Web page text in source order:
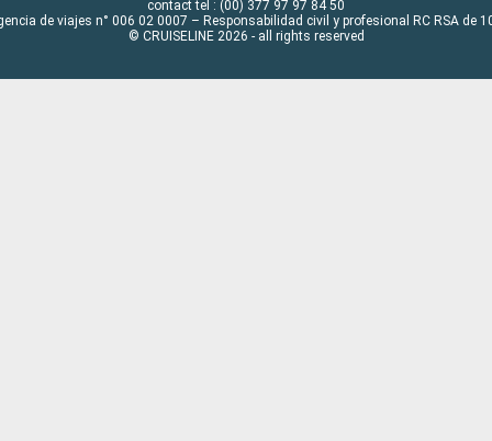
contact tel : (00) 377 97 97 84 50
de viajes n° 006 02 0007 – Responsabilidad civil y profesional RC RSA de
© CRUISELINE 2026 - all rights reserved